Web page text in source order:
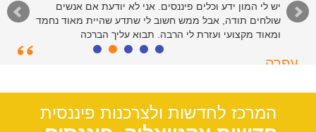
יש לי המון ידע וכלים פיננסים. אני לא יודעת אם אנשים
שולחים תודה, אבל ממש חשוב לי שתדע שהיית מאוד נחמד
ומאוד מקצועי ועזרת לי הרבה. תבוא עליך הברכה
עפרה
המרכז לחדשות ולצרכנות פיננסית